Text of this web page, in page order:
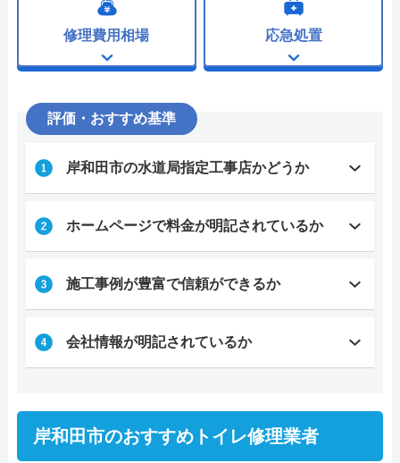
修理費用相場 応急処置
評価・おすすめ基準
岸和田市の水道局指定工事店かどうか
ホームページで料金が明記されているか
施工事例が豊富で信頼ができるか
会社情報が明記されているか
岸和田市のおすすめトイレ修理業者